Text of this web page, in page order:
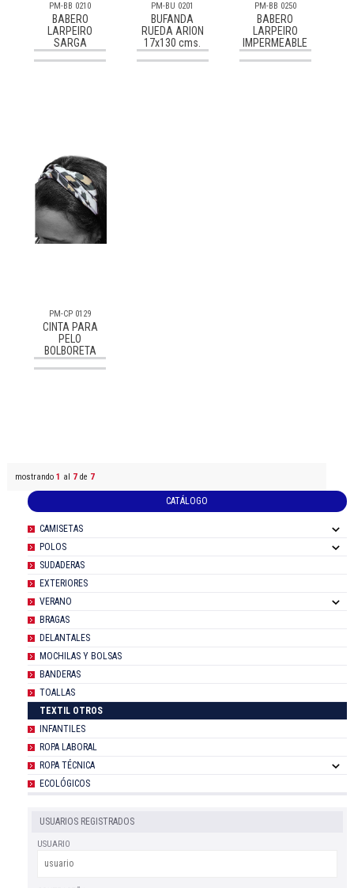
PM-BB 0210
BABERO
LARPEIRO
SARGA
PM-BU 0201
BUFANDA
RUEDA ARION
17x130 cms.
PM-BB 0250
BABERO
LARPEIRO
IMPERMEABLE
PM-CP 0129
CINTA PARA
PELO
BOLBORETA
mostrando 1 al 7de 7
CATÁLOGO
CAMISETAS
POLOS
SUDADERAS
EXTERIORES
VERANO
BRAGAS
DELANTALES
MOCHILAS Y BOLSAS
BANDERAS
TOALLAS
TEXTIL OTROS
INFANTILES
ROPA LABORAL
ROPA TÉCNICA
ECOLÓGICOS
USUARIOS REGISTRADOS
USUARIO